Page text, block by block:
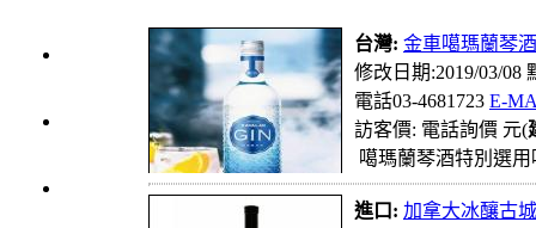
台灣: 金車噶瑪蘭琴酒
修改日期:2019/03/08
電話03-4681723 E-
訪客價: 電話詢價 元(
噶瑪蘭琴酒特別選
進口: 加拿大冰釀古